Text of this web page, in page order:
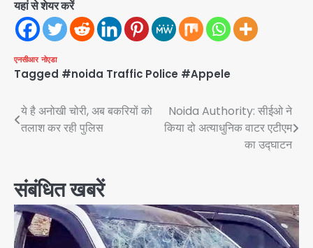
यहां से शेयर करें
एनसीआर नोएडा
Tagged #noida Traffic Police #Appele
Post
navigation
ये है अनोखी चोरी, अब बकरियों को
तलाश कर रही पुलिस
Noida Authority: सीईओ ने
किया दो अत्याधुनिक वाटर एटीएम
का उद्घाटन
संबंधित खबरें